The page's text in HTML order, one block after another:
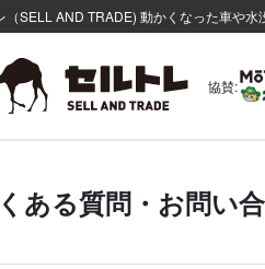
SELL AND TRADE) 動かくなった車や水
協賛:
ある質問・お問い